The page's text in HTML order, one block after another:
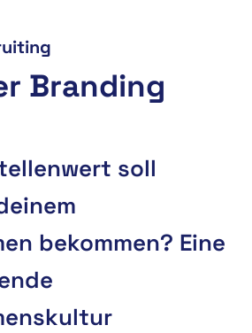
Branding
soll
bekommen? Eine